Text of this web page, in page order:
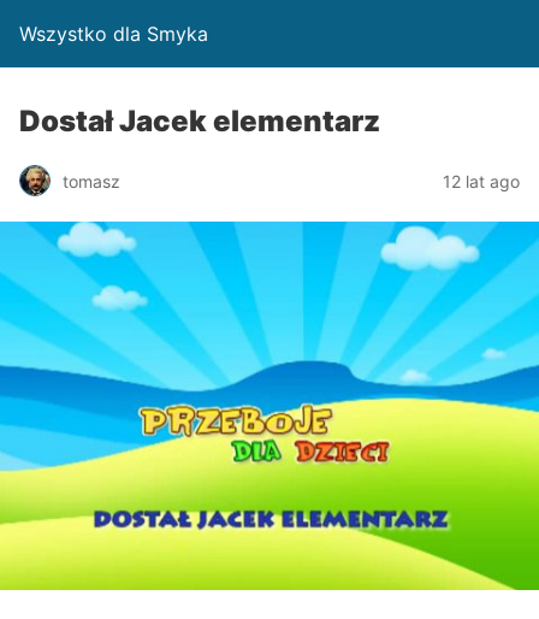
Wszystko dla Smyka
Dostał Jacek elementarz
tomasz 12 lat ago